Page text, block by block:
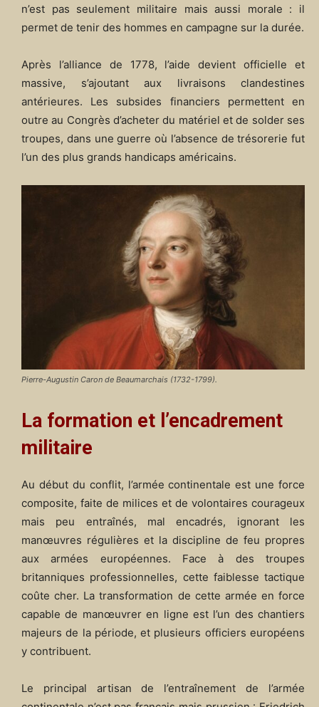
n’est pas seulement militaire mais aussi morale : il
permet de tenir des hommes en campagne sur la durée.
Après l’alliance de 1778, l’aide devient officielle et
massive, s’ajoutant aux livraisons clandestines
antérieures. Les subsides financiers permettent en
outre au Congrès d’acheter du matériel et de solder ses
troupes, dans une guerre où l’absence de trésorerie fut
l’un des plus grands handicaps américains.
Pierre-Augustin Caron de Beaumarchais (1732-1799).
La formation et l’encadrement
militaire
Au début du conflit, l’armée continentale est une force
composite, faite de milices et de volontaires courageux
mais peu entraînés, mal encadrés, ignorant les
manœuvres régulières et la discipline de feu propres
aux armées européennes. Face à des troupes
britanniques professionnelles, cette faiblesse tactique
coûte cher. La transformation de cette armée en force
capable de manœuvrer en ligne est l’un des chantiers
majeurs de la période, et plusieurs officiers européens
y contribuent.
Le principal artisan de l’entraînement de l’armée